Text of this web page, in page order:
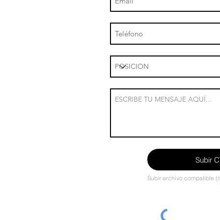
Subir
Subir archivo compatible